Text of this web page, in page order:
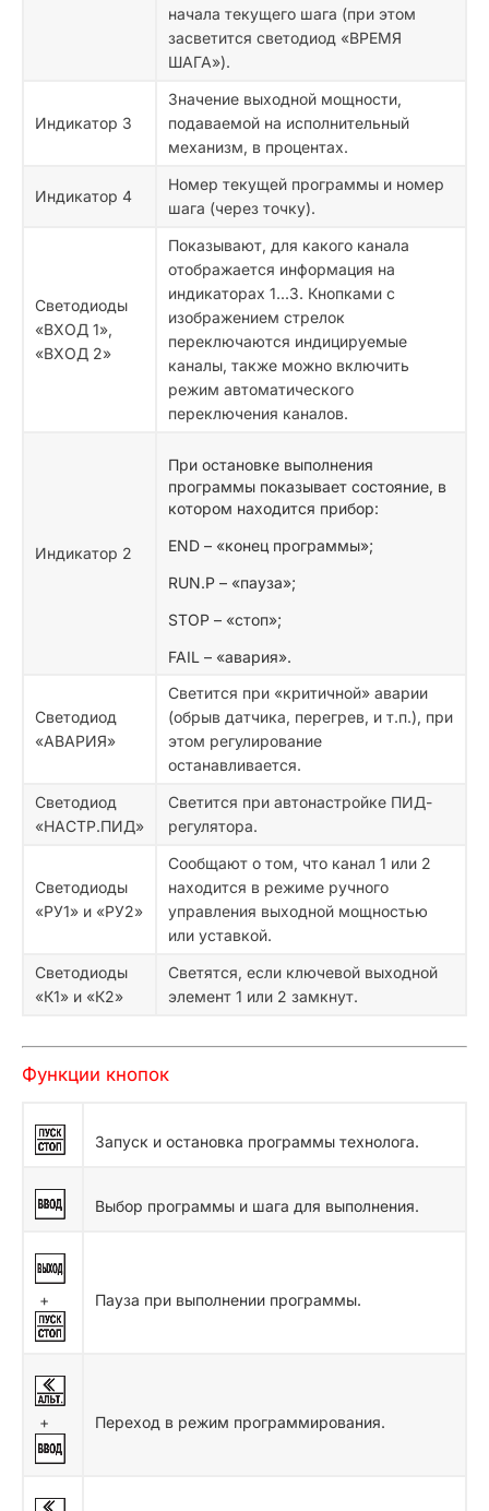
начала текущего шага (при этом
засветится светодиод «ВРЕМЯ
ШАГА»).
Индикатор 3
Значение выходной мощности,
подаваемой на исполнительный
механизм, в процентах.
Индикатор 4
Номер текущей программы и номер
шага (через точку).
Светодиоды
«ВХОД 1»,
«ВХОД 2»
Показывают, для какого канала
отображается информация на
индикаторах 1...3. Кнопками с
изображением стрелок
переключаются индицируемые
каналы, также можно включить
режим автоматического
переключения каналов.
Индикатор 2
При остановке выполнения
программы показывает состояние, в
котором находится прибор:
END – «конец программы»;
RUN.P – «пауза»;
STOP – «стоп»;
FAIL – «авария».
Светодиод
«АВАРИЯ»
Светится при «критичной» аварии
(обрыв датчика, перегрев, и т.п.), при
этом регулирование
останавливается.
Светодиод
«НАСТР.ПИД»
Светится при автонастройке ПИД-
регулятора.
Светодиоды
«РУ1» и «РУ2»
Сообщают о том, что канал 1 или 2
находится в режиме ручного
управления выходной мощностью
или уставкой.
Светодиоды
«К1» и «К2»
Светятся, если ключевой выходной
элемент 1 или 2 замкнут.
Функции кнопок
Запуск и остановка программы технолога.
Выбор программы и шага для выполнения.
+ Пауза при выполнении программы.
+ Переход в режим программирования.